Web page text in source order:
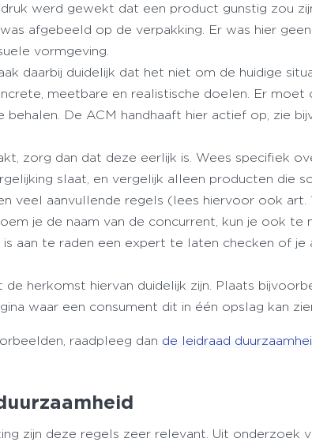
werd gewekt dat een product gunstig zou
afgebeeld op de verpakking. Er was hier
vormgeving.
daarbij duidelijk dat het niet om de huidige
meetbare en realistische doelen. Er moet
De ACM handhaaft hier actief op, zie
zorg dan dat deze eerlijk is. Wees specifiek
slaat, en vergelijk alleen producten die
veel aanvullende regels (lees hiervoor ook art.
je de naam van de concurrent, kun je ook te
aan te raden een expert te laten checken of je
de herkomst hiervan duidelijk zijn. Plaats
waar een consument dit in één opslag kan
raadpleeg dan de leidraad
zijn deze regels zeer relevant. Uit onderzoek